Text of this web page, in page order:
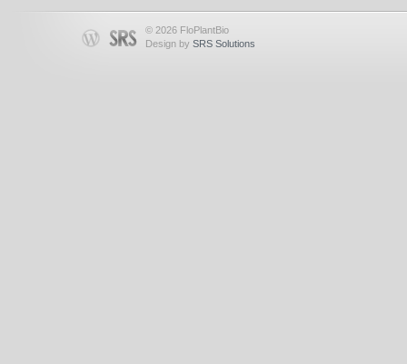
© 2026 FloPlantBio
Design by SRS Solutions